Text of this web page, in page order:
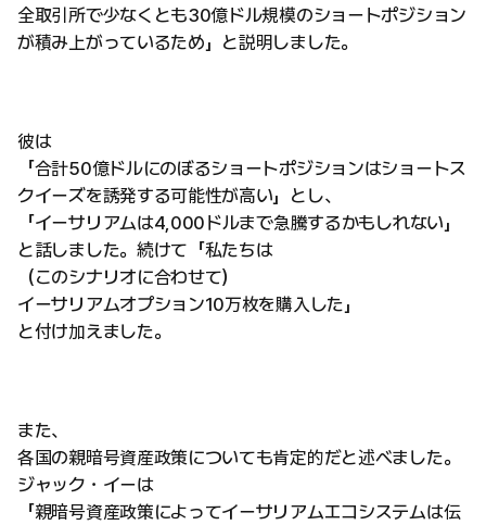
全取引所で少なくとも30億ドル規模のショートポジション
が積み上がっているため」と説明しました。
彼は
「合計50億ドルにのぼるショートポジションはショートス
クイーズを誘発する可能性が高い」とし、
「イーサリアムは4,000ドルまで急騰するかもしれない」
と話しました。続けて「私たちは
（このシナリオに合わせて）
イーサリアムオプション10万枚を購入した」
と付け加えました。
また、
各国の親暗号資産政策についても肯定的だと述べました。
ジャック・イーは
「親暗号資産政策によってイーサリアムエコシステムは伝